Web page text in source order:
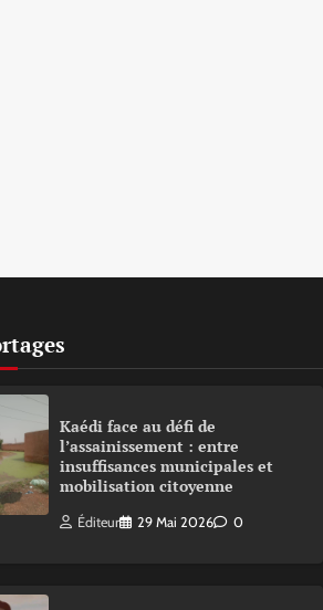
Kaédi face au défi de
l’assainissement : entre
insuffisances municipales et
mobilisation citoyenne
Éditeur 29 Mai 2026 0